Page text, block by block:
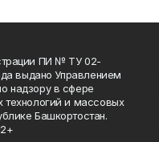
ПИ № ТУ 02-
выдано Управлением
надзору в сфере
технологий и массовых
Башкортостан.